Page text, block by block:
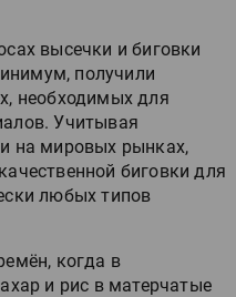
высечки и биговки
получили
необходимых для
Учитывая
на мировых рынках,
биговки для
любых типов
когда в
и рис в матерчатые